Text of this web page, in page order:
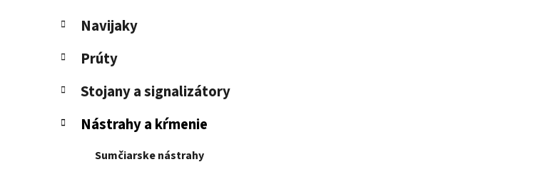
l
Navijaky
Prúty
Stojany a signalizátory
Nástrahy a kŕmenie
Sumčiarske nástrahy